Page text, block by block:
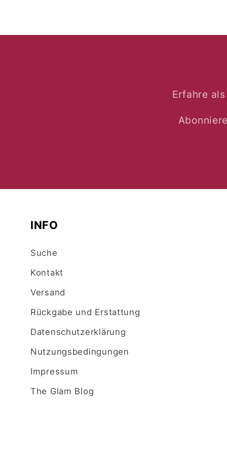
Erfahre
INFO
Suche
Kontakt
Versand
Rückgabe und Erstattung
Datenschutzerklärung
Nutzungsbedingungen
Impressum
The Glam Blog